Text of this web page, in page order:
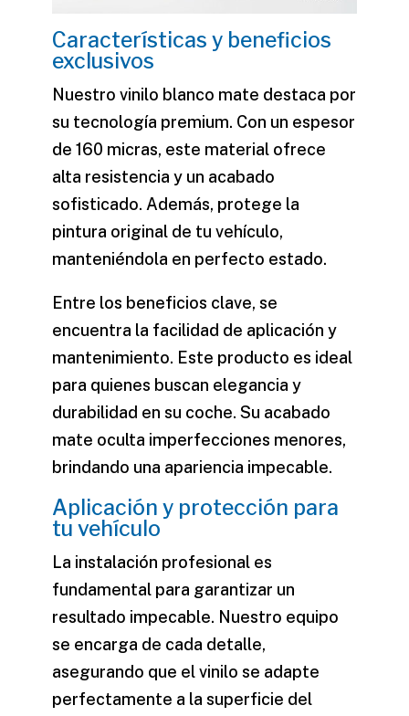
Características y beneficios
exclusivos
Nuestro vinilo blanco mate destaca por
su tecnología premium. Con un espesor
de 160 micras, este material ofrece
alta resistencia y un acabado
sofisticado. Además, protege la
pintura original de tu vehículo,
manteniéndola en perfecto estado.
Entre los beneficios clave, se
encuentra la facilidad de aplicación y
mantenimiento. Este producto es ideal
para quienes buscan elegancia y
durabilidad en su coche. Su acabado
mate oculta imperfecciones menores,
brindando una apariencia impecable.
Aplicación y protección para
tu vehículo
La instalación profesional es
fundamental para garantizar un
resultado impecable. Nuestro equipo
se encarga de cada detalle,
asegurando que el vinilo se adapte
perfectamente a la superficie del